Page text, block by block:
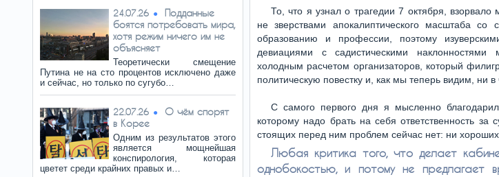
24.07.26
Подданные
боятся потребовать мира,
хотя режим ничего им не
объясняет
Теоретически смещение
Путина не на сто процентов исключено даже
и сейчас, но только по сугубо…
22.07.26
О чём спорят
в Корее
Одним из результатов этого
является мощнейшая
конспирология, которая
цветет среди крайних правых и…
То, что я узнал о трагедии 7 октября,
не зверствами апокалиптического масштаба
образованию и профессии, поэтому
девиациями с садистическими
холодным расчетом организаторов, который
политическую повестку и, как мы теперь видим, ни
С самого первого дня я мысленно
которому надо брать на себя ответственность
стоящих перед ним проблем сейчас нет: ни
Любая критика того, что делает
однобокостью, и потому не предлагает